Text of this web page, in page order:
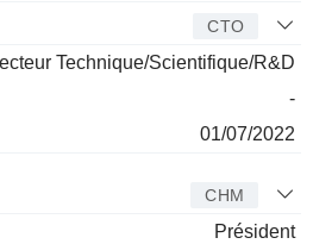
CTO
Technique/Scientifique/R&D
-
01/07/2022
CHM
Président